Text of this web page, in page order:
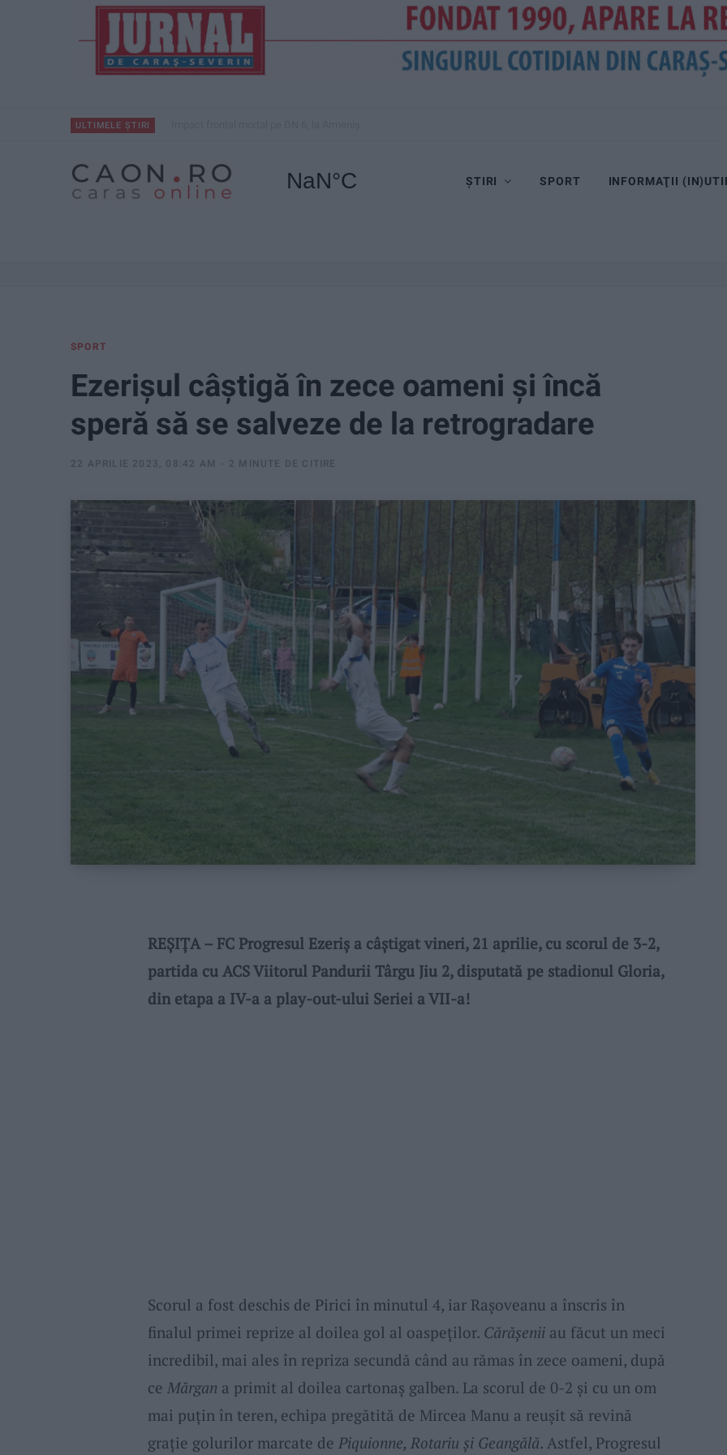
ULTIMELE ȘTIRI
ȘTIRI SPORT INFORMAŢII
SPORT
Ezerișul câștigă în zece oameni și încă
speră să se salveze de la retrogradare
22 APRILIE 2023, 08:42 AM 2 MINUTE DE CITIRE
REȘIȚA – FC Progresul Ezeriș a câștigat vineri, 21 aprilie, cu scorul de 3-2,
partida cu ACS Viitorul Pandurii Târgu Jiu 2, disputată pe stadionul Gloria,
din etapa a IV-a a play-out-ului Seriei a VII-a!
Scorul a fost deschis de Pirici în minutul 4, iar Rașoveanu a înscris în
finalul primei reprize al doilea gol al oaspeților. Cărășeniiau făcut un meci
incredibil, mai ales în repriza secundă când au rămas în zece oameni, după
ce Mărgan a primit al doilea cartonaș galben. La scorul de 0-2 și cu un om
mai puțin în teren, echipa pregătită de Mircea Manu a reușit să revină
grație golurilor marcate de Piquionne, Rotariu şi Geangălă. Astfel, Progresul